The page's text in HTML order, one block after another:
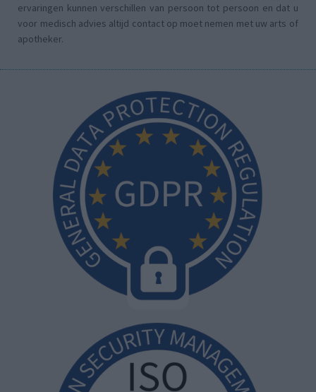
ervaringen kunnen verschillen van persoon tot persoon en dat u
voor medisch advies altijd contact op moet nemen met uw arts of
apotheker.